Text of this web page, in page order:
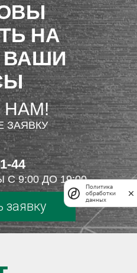
НА
НАМ!
ЗАЯВКУ
44
9:00 ДО 19:00
заявку
Политика
обработки
данных